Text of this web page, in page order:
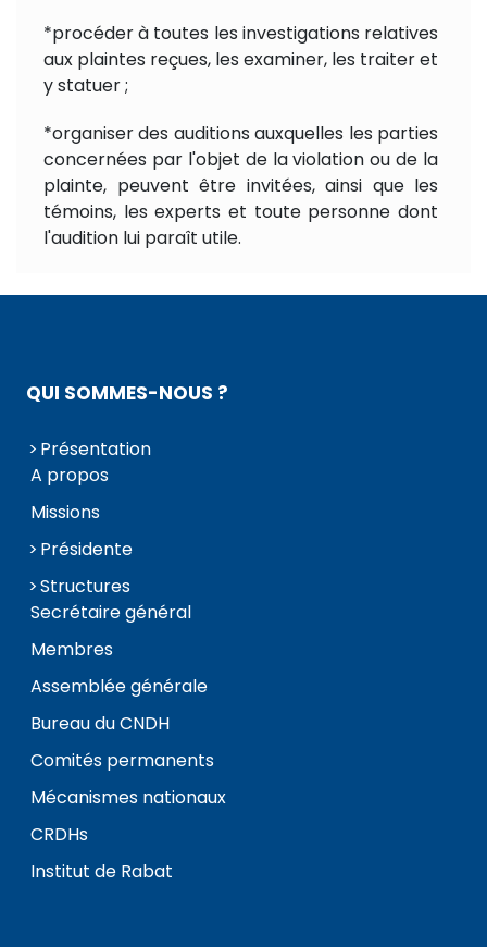
*procéder à toutes les investigations relatives
aux plaintes reçues, les examiner, les traiter et
y statuer ;
*organiser des auditions auxquelles les parties
concernées par l'objet de la violation ou de la
plainte, peuvent être invitées, ainsi que les
témoins, les experts et toute personne dont
l'audition lui paraît utile.
QUI SOMMES-NOUS ?
Présentation
A propos
Missions
Présidente
Structures
Secrétaire général
Membres
Assemblée générale
Bureau du CNDH
Comités permanents
Mécanismes nationaux
CRDHs
Institut de Rabat